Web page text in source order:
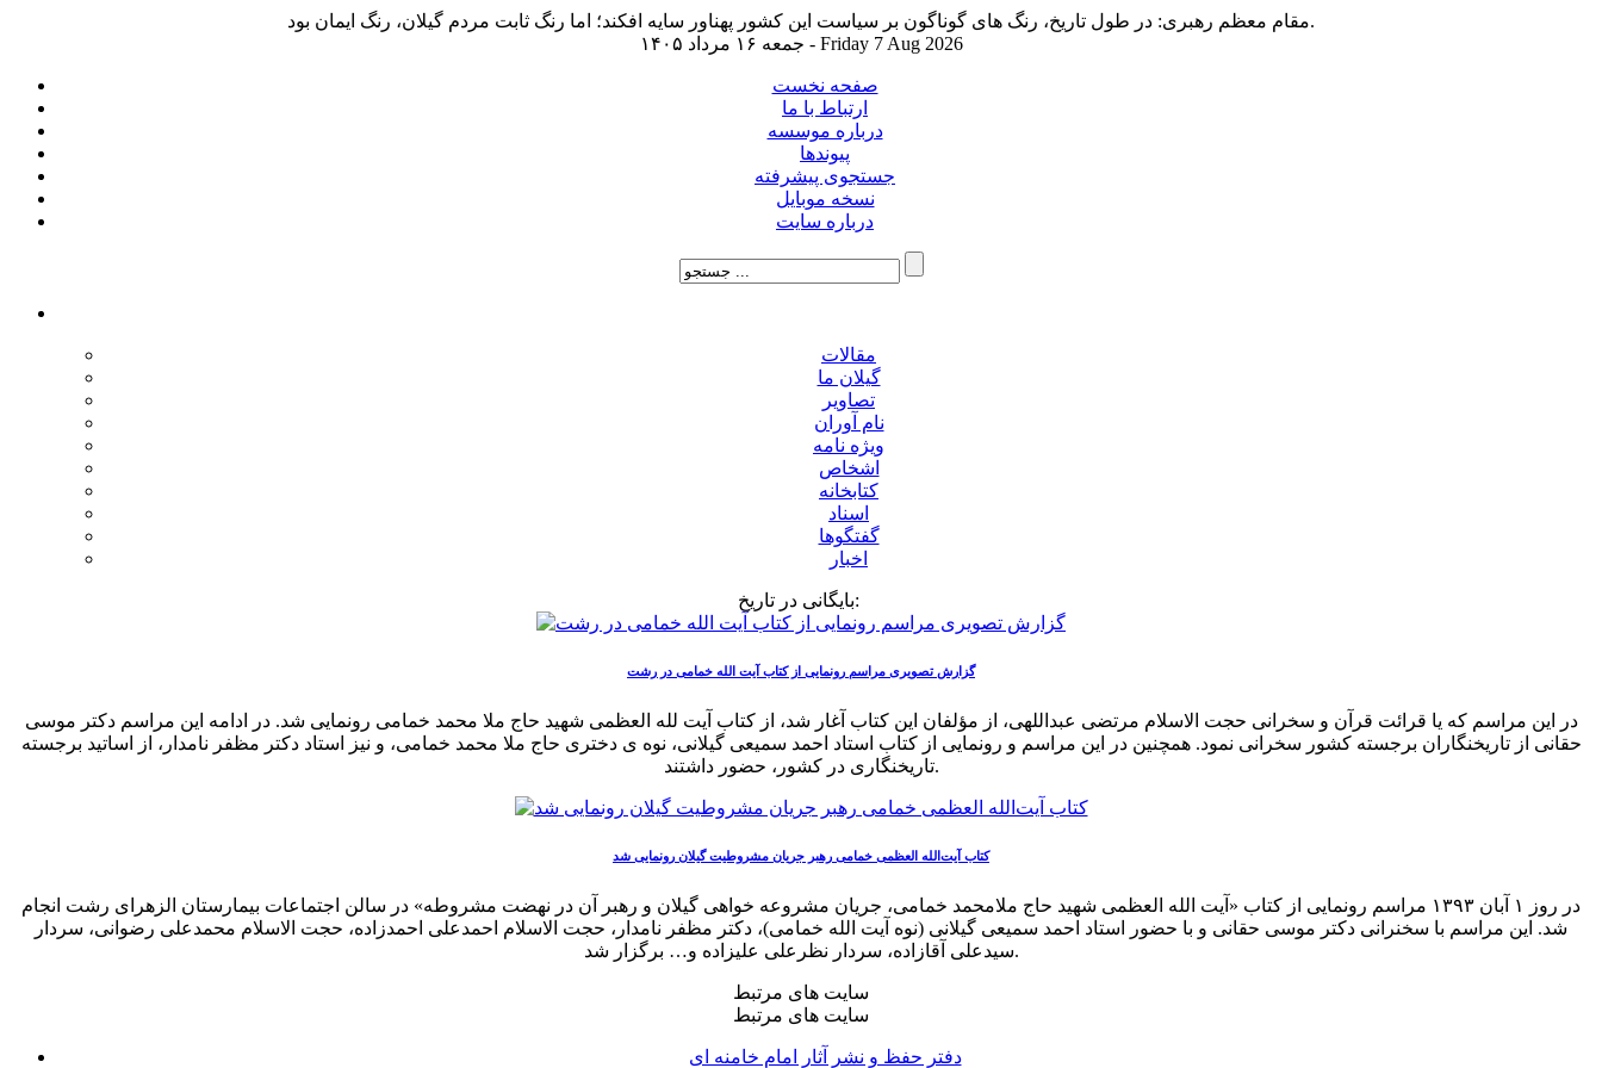
مقام معظم رهبری: در طول تاریخ، رنگ های گوناگون بر سیاست این کشور پهناور سایه افکند؛ اما رنگ ثابت مردم گیلان، رنگ ایمان بود.
جمعه ۱۶ مرداد ۱۴۰۵ - Friday 7 Aug 2026
صفحه نخست
ارتباط با ما
درباره موسسه
پیوندها
جستجوی پیشرفته
نسخه موبایل
درباره سایت
مقالات
گیلان ما
تصاویر
نام آوران
ویژه نامه
اشخاص
کتابخانه
اسناد
گفتگوها
اخبار
بایگانی در تاریخ:
گزارش تصویری مراسم رونمایی از کتاب آیت الله خمامی در رشت
در این مراسم که یا قرائت قرآن و سخرانی حجت الاسلام مرتضی عبداللهی، از مؤلفان این کتاب آغار شد، از کتاب آیت‌ لله العظمی شهید حاج ملا محمد خمامی رونمایی شد. در ادامه این مراسم دکتر موسی
حقانی از تاریخنگاران برجسته کشور سخرانی نمود. همچنین در این مراسم و رونمایی از کتاب استاد احمد سمیعی گیلانی، نوه ی دختری حاج ملا محمد خمامی، و نیز استاد دکتر مظفر نامدار، از اساتید برجسته
تاریخنگاری در کشور، حضور داشتند.
کتاب آیت‌الله العظمی خمامی رهبر جریان مشروطیت گیلان رونمایی شد
در روز ۱ آبان ۱۳۹۳ مراسم رونمایی از کتاب «آیت الله العظمی شهید حاج ملامحمد خمامی، جریان مشروعه خواهی گیلان و رهبر آن در نهضت مشروطه» در سالن اجتماعات بیمارستان الزهرای رشت انجام
شد. این مراسم با سخنرانی دکتر موسی حقانی و با حضور استاد احمد سمیعی گیلانی (نوه آیت الله خمامی)، دکتر مظفر نامدار، حجت الاسلام احمدعلی احمدزاده، حجت الاسلام محمدعلی رضوانی، سردار
سیدعلی آقازاده، سردار نظرعلی علیزاده و… برگزار شد.
سایت های مرتبط
سایت های مرتبط
دفتر حفظ و نشر آثار امام خامنه ای